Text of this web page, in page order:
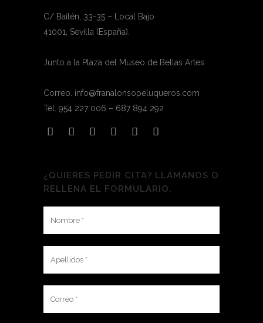
C/ Bailén, 33-35 – Local Bajo
41001, Sevilla (España).
Junto a la Plaza del Museo de Bellas Artes
Correo. info@franalonsopeluqueros.com
Tel. 954 227 006 – 687 894 292
¿QUIERES PEDIR CITA? LLÁMANOS O
RELLENA EL FORMULARIO.